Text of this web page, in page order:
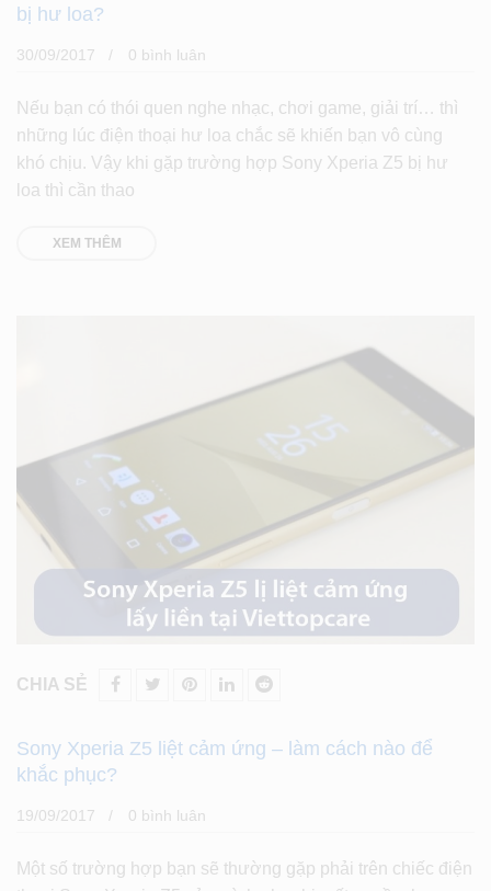
bị hư loa?
30/09/2017 0 bình luân
Nếu bạn có thói quen nghe nhạc, chơi game, giải trí… thì
những lúc điện thoại hư loa chắc sẽ khiến bạn vô cùng
khó chịu. Vậy khi gặp trường hợp Sony Xperia Z5 bị hư
loa thì cần thao
XEM THÊM
CHIA SẺ
Sony Xperia Z5 liệt cảm ứng – làm cách nào để
khắc phục?
19/09/2017 0 bình luân
Một số trường hợp bạn sẽ thường gặp phải trên chiếc điện